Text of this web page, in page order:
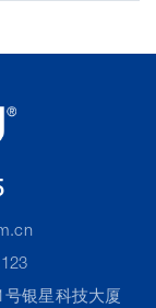
银星科技大厦